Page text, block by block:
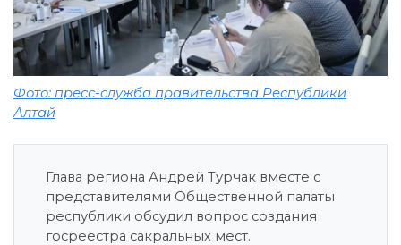
Фото: пресс-служба правительства Республики
Алтай
Глава региона Андрей Турчак вместе с
представителями Общественной палаты
республики обсудил вопрос создания
госреестра сакральных мест.